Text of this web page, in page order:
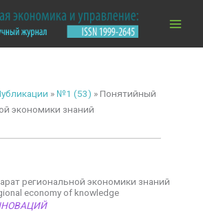
» №1 (53) »Понятийный
экономики знаний
региональной экономики знаний
economy of knowledge